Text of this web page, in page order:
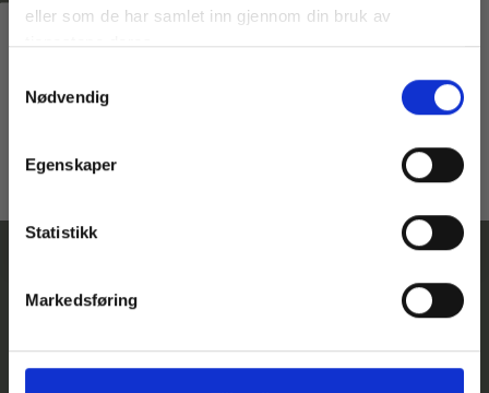
eller som de har samlet inn gjennom din bruk av
tjenestene deres.
Nødvendig
Egenskaper
Statistikk
Markedsføring
KontaktFølg
oss
AdresseBetingelser
Vil du ha
10% rabatt
Email